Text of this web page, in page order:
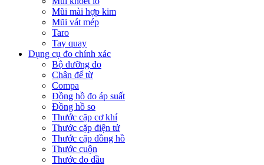
Mũi mài hợp kim
Mũi vát mép
Taro
Tay quay
Dụng cụ đo chính xác
Bộ dưỡng đo
Chân đế từ
Compa
Đồng hồ đo áp suất
Đồng hồ so
Thước cặp cơ khí
Thước cặp điện tử
Thước cặp đồng hồ
Thước cuộn
Thước đo dầu